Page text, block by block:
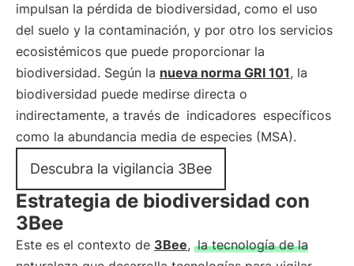
impulsan la pérdida de biodiversidad, como el uso
del suelo y la contaminación, y por otro los servicios
ecosistémicos que puede proporcionar la
biodiversidad. Según la nueva norma GRI 101, la
biodiversidad puede medirse directa o
indirectamente, a través de indicadores específicos
como la abundancia media de especies (MSA).
Descubra la vigilancia 3Bee
Estrategia de biodiversidad con
3Bee
Este es el contexto de 3Bee, la tecnología de la